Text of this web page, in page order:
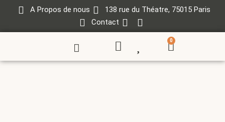
A Propos de nous
138 rue du Théatre, 75015 Paris
Contact
0